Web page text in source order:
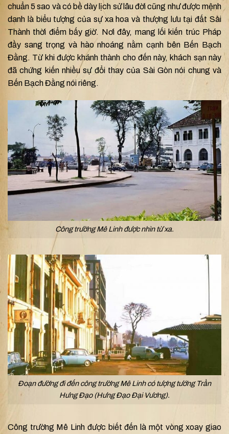
chuẩn 5 sao và có bề dày lịch sử lâu đời cũng như được mệnh
danh là biểu tượng của sự xa hoa và thượng lưu tại đất Sài
Thành thời điểm bấy giờ. Nơi đây, mang lối kiến trúc Pháp
đầy sang trọng và hào nhoáng nằm cạnh bên Bến Bạch
Đằng. Từ khi được khánh thành cho đến này, khách sạn này
đã chứng kiến nhiều sự đổi thay của Sài Gòn nói chung và
Bến Bạch Đằng nói riêng.
Công trường Mê Linh được nhìn từ xa.
Đoạn đường đi đến công trường Mê Linh có tượng tướng Trần
Hưng Đạo (Hưng Đạo Đại Vương).
Công trường Mê Linh được biết đến là một vòng xoay giao